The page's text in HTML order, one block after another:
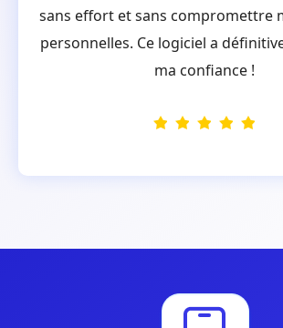
sans effort et sans compromettre
personnelles. Ce logiciel a
ma confiance !